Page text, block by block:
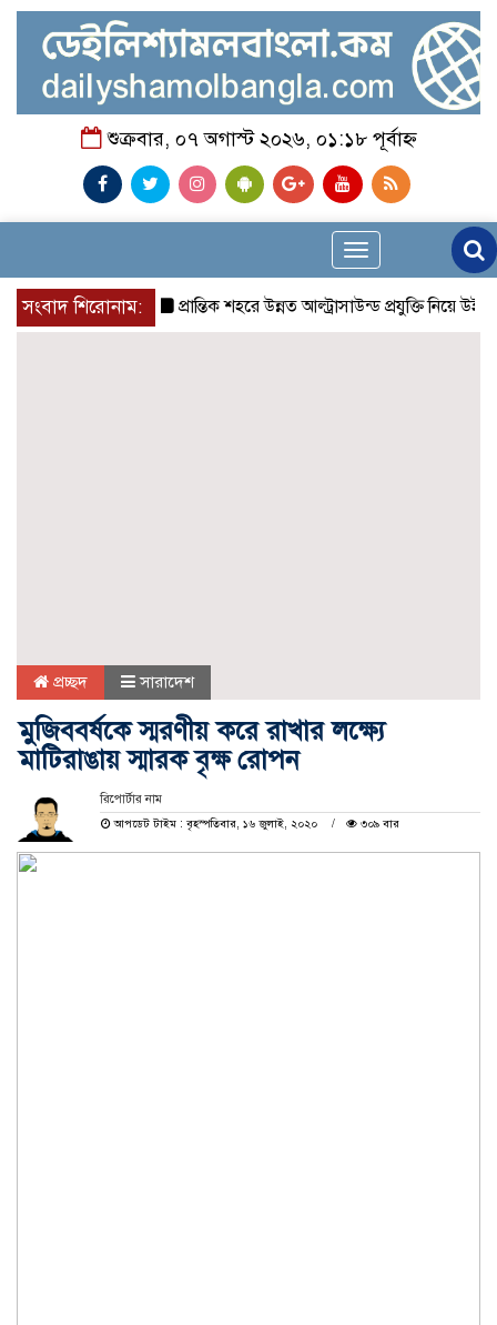
শুক্রবার, ০৭ অগাস্ট ২০২৬, ০১:১৮ পূর্বাহ্ন
Toggle
navigation
সংবাদ শিরোনাম:প্রান্তিক শহরে উন্নত আল্ট্রাসাউন্ড প্রযুক্তি নিয়ে উইপ্রো
প্রচ্ছদ সারাদেশ
মুজিববর্ষকে স্মরণীয় করে রাখার লক্ষ্যে
মাটিরাঙায় স্মারক বৃক্ষ রোপন
রিপোর্টার নাম
আপডেট টাইম : বৃহস্পতিবার, ১৬ জুলাই, ২০২০
৩০৯ বার